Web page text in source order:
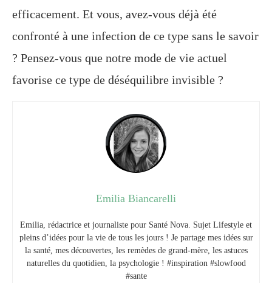
efficacement. Et vous, avez-vous déjà été
confronté à une infection de ce type sans le savoir
? Pensez-vous que notre mode de vie actuel
favorise ce type de déséquilibre invisible ?
Emilia Biancarelli
Emilia, rédactrice et journaliste pour Santé Nova. Sujet Lifestyle et
pleins d’idées pour la vie de tous les jours ! Je partage mes idées sur
la santé, mes découvertes, les remèdes de grand-mère, les astuces
naturelles du quotidien, la psychologie ! #inspiration #slowfood
#sante